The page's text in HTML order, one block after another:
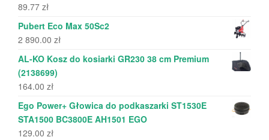
89.77 zł
Pubert Eco Max 50Sc2
2 890.00 zł
AL-KO Kosz do kosiarki GR230 38 cm Premium
(2138699)
164.00 zł
Ego Power+ Głowica do podkaszarki ST1530E
STA1500 BC3800E AH1501 EGO
129.00 zł